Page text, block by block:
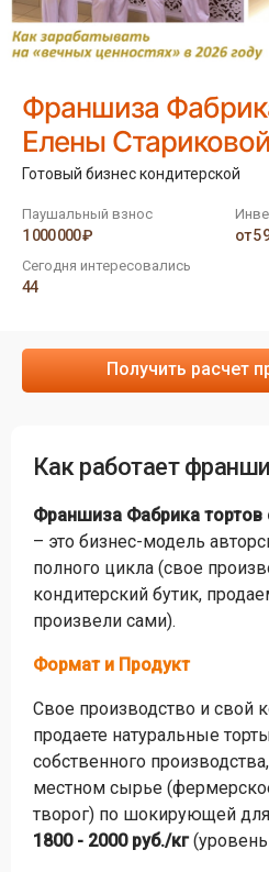
Франшиза
Елены Стариковой
Готовый бизнес кондитерской
Паушальный взнос
1 000 000 ₽ от 5
Сегодня интересовались
44
Получить расчет
Как работает
Франшиза Фабрика тортов
– это бизнес-модель
полного цикла (свое
кондитерский бутик,
произвели сами).
Формат и Продукт
Свое производство и свой
продаете натуральные
собственного
местном сырье
творог) по шокирующей
1800 - 2000 руб./кг(уровень